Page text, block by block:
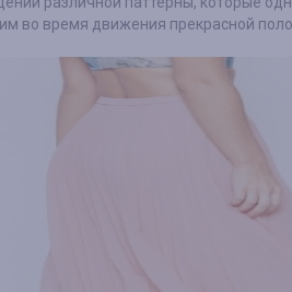
во время движения прекрасной